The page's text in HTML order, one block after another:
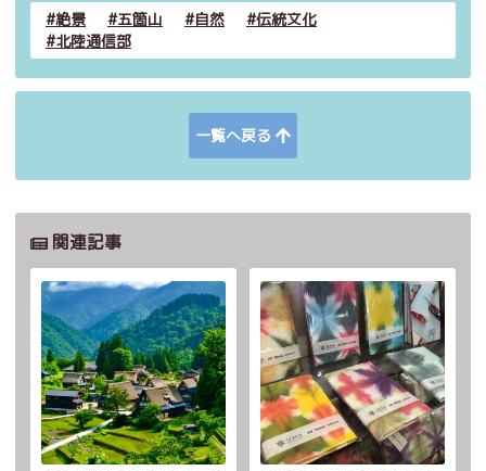
絶景 五箇山 自然
伝統文化
北陸通信部
一覧へ戻る
関連記事